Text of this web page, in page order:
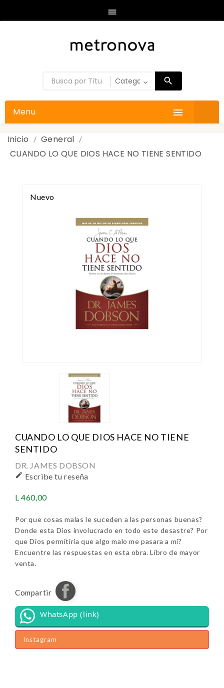


Menu
Inicio
General
CUANDO LO QUE DIOS HACE NO TIENE SENTIDO
Nuevo
CUANDO LO QUE DIOS HACE NO TIENE
SENTIDO
DR. JAMES DOBSON
 Escribe tu reseña
L 460,00
Por que cosas malas le suceden a las personas buenas?
Donde esta Dios involucrado en todo este desastre? Por
que Dios permitiria que algo malo me pasara a mi?
Encuentre las respuestas en esta obra. Libro de mayor
venta.
Compartir
WhatsApp (link)
Instagram